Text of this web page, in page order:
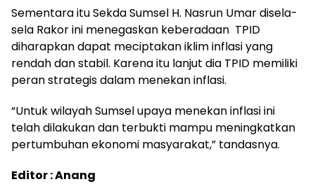
Sementara itu Sekda Sumsel H. Nasrun Umar disela-
sela Rakor ini menegaskan keberadaan TPID
diharapkan dapat meciptakan iklim inflasi yang
rendah dan stabil. Karena itu lanjut dia TPID memiliki
peran strategis dalam menekan inflasi.
“Untuk wilayah Sumsel upaya menekan inflasi ini
telah dilakukan dan terbukti mampu meningkatkan
pertumbuhan ekonomi masyarakat,” tandasnya.
Editor : Anang